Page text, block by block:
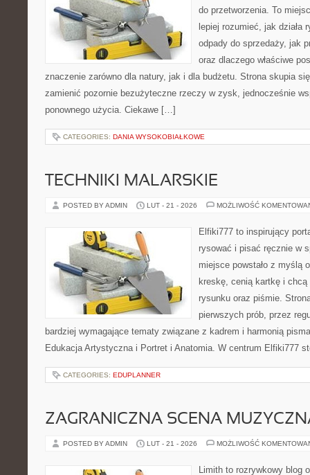
do przetworzenia. To
lepiej rozumieć, jak działa
odpady do sprzedaży, jak
oraz dlaczego właściwe
znaczenie zarówno dla natury, jak i dla budżetu. Strona skupia
zamienić pozornie bezużyteczne rzeczy w zysk, jednocześnie
ponownego użycia. Ciekawe […]
CATEGORIES: DANIA WYSOKOBIAŁKOWE
TECHNIKI MALARSKIE
POSTED BY ADMIN LUT - 21 - 2026 MOŻLIWOŚĆ
Elfiki777 to inspirujący
rysować i pisać ręcznie w
miejsce powstało z myślą
kreskę, cenią kartkę i chcą
rysunku oraz piśmie.
pierwszych prób, przez
bardziej wymagające tematy związane z kadrem i harmonią
Edukacja Artystyczna i Portret i Anatomia. W centrum Elfiki777
CATEGORIES: EDUPLANNER
ZAGRANICZNA SCENA
POSTED BY ADMIN LUT - 21 - 2026 MOŻLIWOŚĆ
Limith to rozrywkowy blog